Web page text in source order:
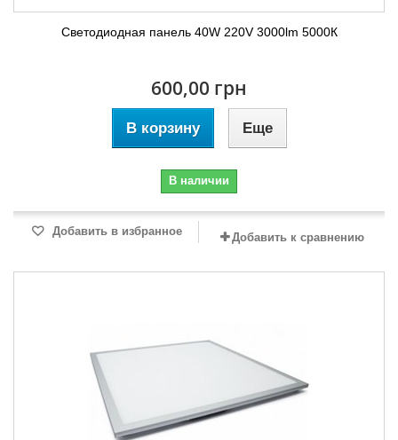
Светодиодная панель 40W 220V 3000lm 5000К
600,00 грн
В корзину Еще
В наличии
Добавить в избранное Добавить к сравнению